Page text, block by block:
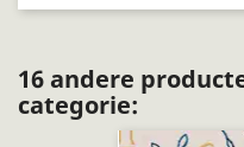
16 andere
categorie: